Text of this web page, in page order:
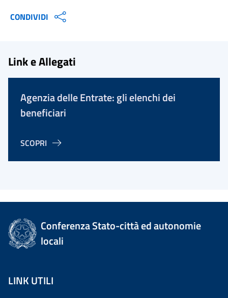
CONDIVIDI
Link e Allegati
Agenzia delle Entrate: gli elenchi dei
beneficiari
SCOPRI
Conferenza Stato-città ed autonomie
locali
LINK UTILI